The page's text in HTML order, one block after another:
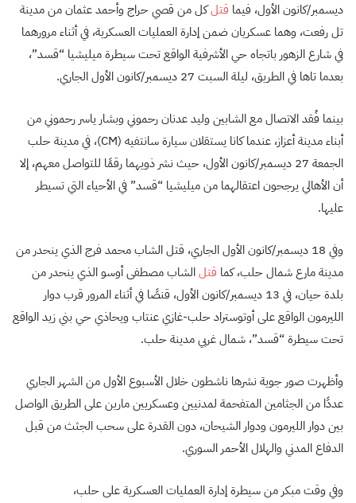
ديسمبر/كانون الأول، فيما قتلكل من قصي حراج وأحمد عثمان من مدينة
تل رفعت، وهما عسكريان ضمن إدارة العمليات العسكرية، في أثناء مرورهما
في شارع الزهور باتجاه حي الأشرفية الواقع تحت سيطرة ميليشيا “قسد”،
بعدما تاها في الطريق، ليلة السبت 27 ديسمبر/كانون الأول الجاري.
بينما فُقد الاتصال مع الشابين وليد عدنان رحموني وبشار ياسر رحموني من
أبناء مدينة أعزاز، عندما كانا يستقلان سيارة سانتفيه (CM)، في مدينة حلب
الجمعة 27 ديسمبر/كانون الأول، حيث نشر ذويهما رقمًا للتواصل معهم، إلا
أن الأهالي يرجحون اعتقالهما من ميليشيا “قسد” في الأحياء التي تسيطر
عليها.
وفي 18 ديسمبر/كانون الأول الجاري، قتل الشاب محمد فرج الذي ينحدر من
مدينة مارع شمال حلب، كما قتلالشاب مصطفى أوسو الذي ينحدر من
بلدة حيان، في 13 ديسمبر/كانون الأول، قنصًا في أثناء المرور قرب دوار
الليرمون الواقع على أوتوستراد حلب-غازي عنتاب ويحاذي حي بني زيد الواقع
تحت سيطرة “قسد”، شمال غربي مدينة حلب.
وأظهرت صور جوية نشرها ناشطون خلال الأسبوع الأول من الشهر الجاري
عددًا من الجثامين المتفحمة لمدنيين وعسكريين مارين على الطريق الواصل
بين دوار الليرمون ودوار الشيحان، دون القدرة على سحب الجثث من قبل
الدفاع المدني والهلال الأحمر السوري.
وفي وقت مبكر من سيطرة إدارة العمليات العسكرية على حلب،